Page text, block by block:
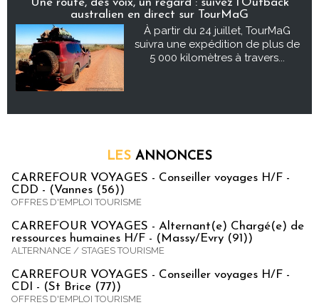
Une route, des voix, un regard : suivez l’Outback
australien en direct sur TourMaG
À partir du 24 juillet, TourMaG
suivra une expédition de plus de
5 000 kilomètres à travers...
LES ANNONCES
CARREFOUR VOYAGES - Conseiller voyages H/F -
CDD - (Vannes (56))
OFFRES D'EMPLOI TOURISME
CARREFOUR VOYAGES - Alternant(e) Chargé(e) de
ressources humaines H/F - (Massy/Evry (91))
ALTERNANCE / STAGES TOURISME
CARREFOUR VOYAGES - Conseiller voyages H/F -
CDI - (St Brice (77))
OFFRES D'EMPLOI TOURISME